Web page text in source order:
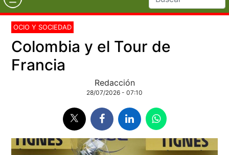
OCIO Y SOCIEDAD
Colombia y el Tour de
Francia
Redacción
28/07/2026 - 07:10